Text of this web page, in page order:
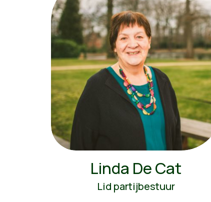
Linda De Cat
Lid partijbestuur